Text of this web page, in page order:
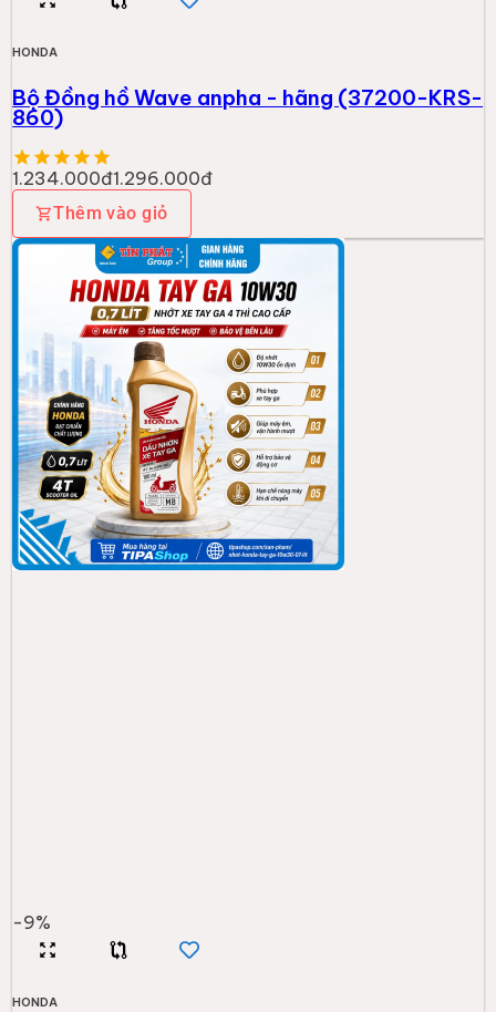
HONDA
Bộ Đồng hồ Wave anpha - hãng (37200-KRS-
860)
1.234.000đ1.296.000đ
Thêm vào giỏ
-9%
HONDA